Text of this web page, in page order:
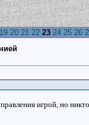
19 20 21 22 23 24 25 26
игрой, но